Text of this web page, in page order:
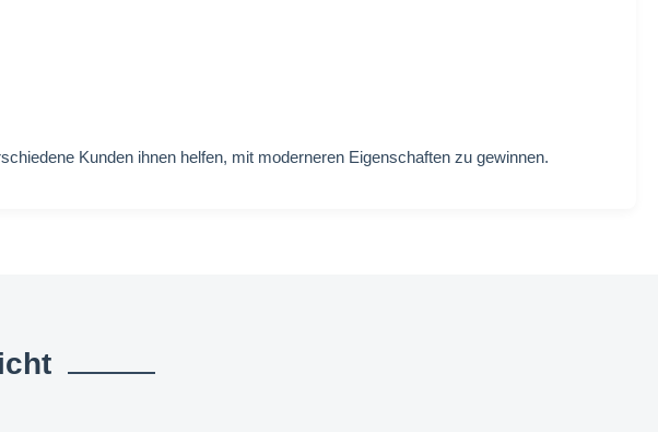
Kunden ihnen helfen, mit moderneren Eigenschaften zu gewinnen.